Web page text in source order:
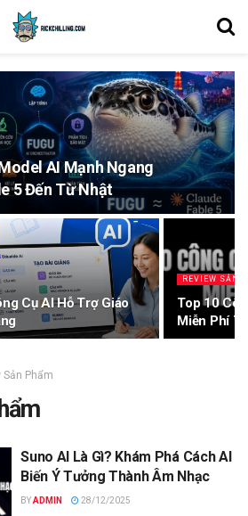
AI Mạnh Ngang
5 Đến Từ Nhật
Cụ AI Hỗ Trợ Giáo
REVIEW SẢN
Top 10
Miễn Phí
Sản Phẩm
Suno AI Là Gì? Khám Phá Cách AI
Biến Ý Tưởng Thành Âm Nhạc
BYADMIN 28/12/2025